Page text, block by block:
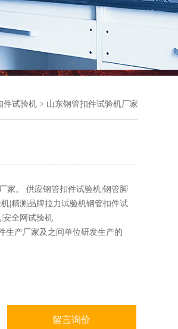
件试验机> 山东钢管扣件试验机厂家
家。 供应钢管扣件试验机|钢管脚
|精测品牌拉力试验机钢管扣件试
安全网试验机
生产厂家及之间单位研发生产的
扣件的抗压机底座抗压试验。
留言询价